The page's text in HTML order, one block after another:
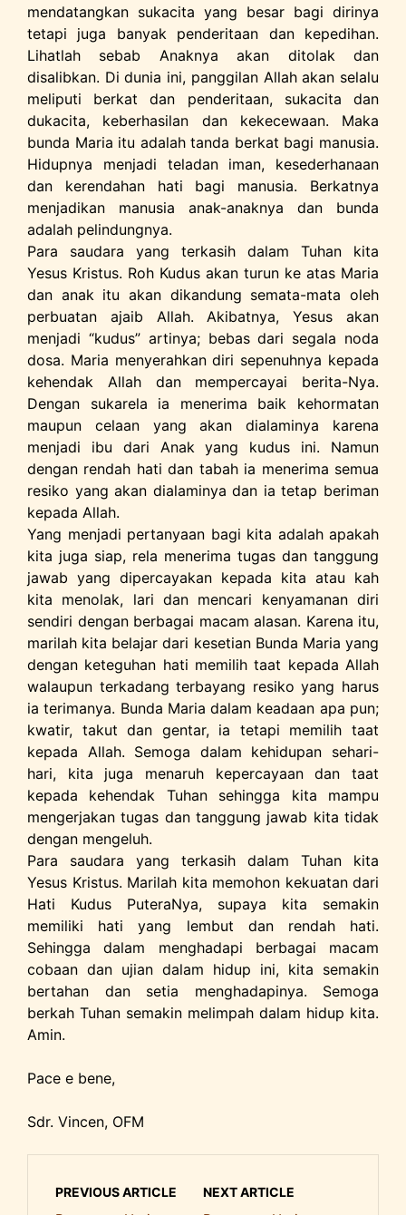
mendatangkan sukacita yang besar bagi dirinya
tetapi juga banyak penderitaan dan kepedihan.
Lihatlah sebab Anaknya akan ditolak dan
disalibkan. Di dunia ini, panggilan Allah akan selalu
meliputi berkat dan penderitaan, sukacita dan
dukacita, keberhasilan dan kekecewaan. Maka
bunda Maria itu adalah tanda berkat bagi manusia.
Hidupnya menjadi teladan iman, kesederhanaan
dan kerendahan hati bagi manusia. Berkatnya
menjadikan manusia anak-anaknya dan bunda
adalah pelindungnya.
Para saudara yang terkasih dalam Tuhan kita
Yesus Kristus. Roh Kudus akan turun ke atas Maria
dan anak itu akan dikandung semata-mata oleh
perbuatan ajaib Allah. Akibatnya, Yesus akan
menjadi “kudus” artinya; bebas dari segala noda
dosa. Maria menyerahkan diri sepenuhnya kepada
kehendak Allah dan mempercayai berita-Nya.
Dengan sukarela ia menerima baik kehormatan
maupun celaan yang akan dialaminya karena
menjadi ibu dari Anak yang kudus ini. Namun
dengan rendah hati dan tabah ia menerima semua
resiko yang akan dialaminya dan ia tetap beriman
kepada Allah.
Yang menjadi pertanyaan bagi kita adalah apakah
kita juga siap, rela menerima tugas dan tanggung
jawab yang dipercayakan kepada kita atau kah
kita menolak, lari dan mencari kenyamanan diri
sendiri dengan berbagai macam alasan. Karena itu,
marilah kita belajar dari kesetian Bunda Maria yang
dengan keteguhan hati memilih taat kepada Allah
walaupun terkadang terbayang resiko yang harus
ia terimanya. Bunda Maria dalam keadaan apa pun;
kwatir, takut dan gentar, ia tetapi memilih taat
kepada Allah. Semoga dalam kehidupan sehari-
hari, kita juga menaruh kepercayaan dan taat
kepada kehendak Tuhan sehingga kita mampu
mengerjakan tugas dan tanggung jawab kita tidak
dengan mengeluh.
Para saudara yang terkasih dalam Tuhan kita
Yesus Kristus. Marilah kita memohon kekuatan dari
Hati Kudus PuteraNya, supaya kita semakin
memiliki hati yang lembut dan rendah hati.
Sehingga dalam menghadapi berbagai macam
cobaan dan ujian dalam hidup ini, kita semakin
bertahan dan setia menghadapinya. Semoga
berkah Tuhan semakin melimpah dalam hidup kita.
Amin.
Pace e bene,
Sdr. Vincen, OFM
PREVIOUS ARTICLE NEXT ARTICLE